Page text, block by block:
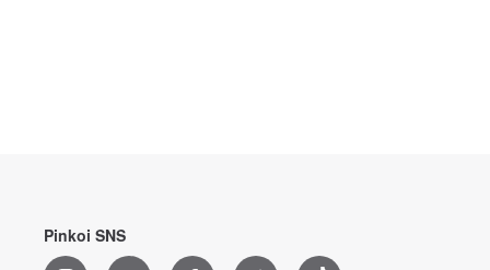
Pinkoi SNS